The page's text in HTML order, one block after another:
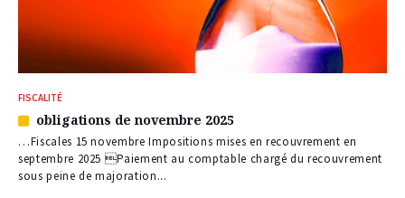
FISCALITÉ
Article
réservé
à
nos
obligations de novembre 2025
…Fiscales 15 novembre Impositions mises en recouvrement en
septembre 2025 Paiement au comptable chargé du recouvrement
sous peine de majoration...